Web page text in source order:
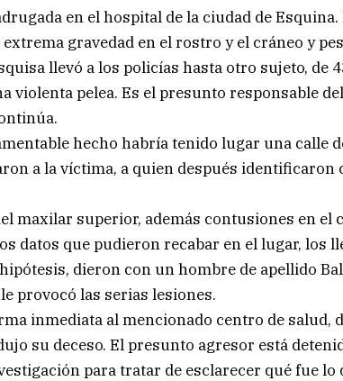
en el hospital de la ciudad de Esquina.
gravedad en el rostro y el cráneo y
llevó a los policías hasta otro sujeto, de
violenta pelea. Es el presunto responsable
hecho habría tenido lugar una calle
a la víctima, a quien después identificaron
maxilar superior, además contusiones en el
datos que pudieron recabar en el lugar, los
dieron con un hombre de apellido
provocó las serias lesiones.
inmediata al mencionado centro de salud,
su deceso. El presunto agresor está
para tratar de esclarecer qué fue lo